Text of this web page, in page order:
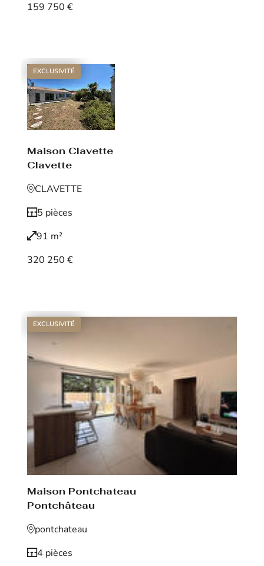
159 750 €
EXCLUSIVITÉ
Maison Clavette
Clavette
CLAVETTE
5 pièces
91 m²
320 250 €
EXCLUSIVITÉ
Maison Pontchateau
Pontchâteau
pontchateau
4 pièces